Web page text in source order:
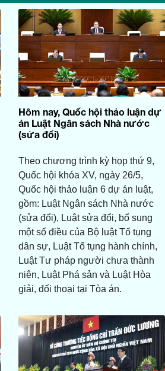
Hôm nay, Quốc hội thảo luận dự
án Luật Ngân sách Nhà nước
(sửa đổi)
Theo chương trình kỳ họp thứ 9,
Quốc hội khóa XV, ngày 26/5,
Quốc hội thảo luận 6 dự án luật,
gồm: Luật Ngân sách Nhà nước
(sửa đổi), Luật sửa đổi, bổ sung
một số điều của Bộ luật Tố tụng
dân sự, Luật Tố tụng hành chính,
Luật Tư pháp người chưa thành
niên, Luật Phá sản và Luật Hòa
giải, đối thoại tại Tòa án.